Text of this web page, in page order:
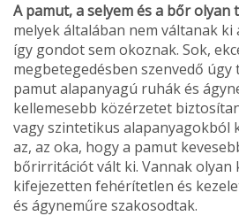
A pamut, a selyem és a bőr olyan
melyek általában nem váltanak ki
így gondot sem okoznak. Sok,
megbetegedésben szenvedő úgy
pamut alapanyagú ruhák és
kellemesebb közérzetet
vagy szin­tetikus alapanyagokból
az, az oka, hogy a pamut
bőrirritációt vált ki. Vannak olyan
kifejezetten fehérítetlen és
és ágyneműre szakosodtak.